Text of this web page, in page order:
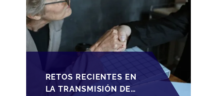
RETOS RECIENTES EN
LA TRANSMISIÓN DE